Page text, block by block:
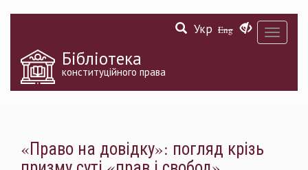
Toggle
Укр Eng
Бібліотека
конституційного права
«Право на довідку»: погляд крізь